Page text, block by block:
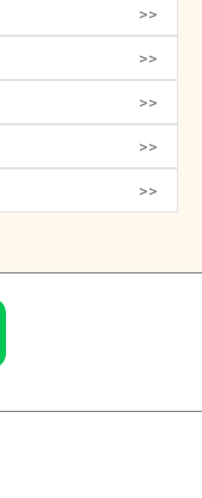
>>
>>
>>
>>
>>